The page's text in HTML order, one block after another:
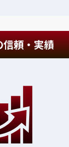
頼・実績